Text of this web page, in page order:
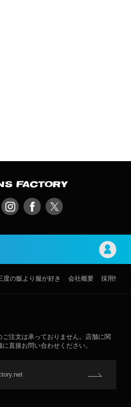
度の飯より服が好き 会社概要 採用情報
注文は承っておりません。店舗に関
直接お問い合わせください。